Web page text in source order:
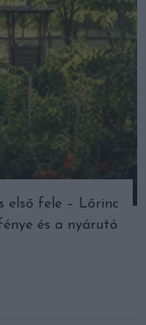
első fele – Lőrinc
és a nyárutó